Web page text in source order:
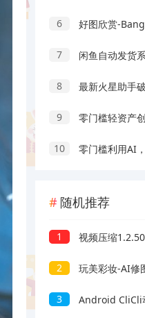
6 好图欣赏-
7 闲鱼自动发货系
8 最新火星助手破
9 零门槛轻资产创业，一部手机
10 零门槛利用AI，只需几分钟轻
随机推荐
1 视频压缩1.2.50
2 玩美彩妆-AI修
3 Android CliCli